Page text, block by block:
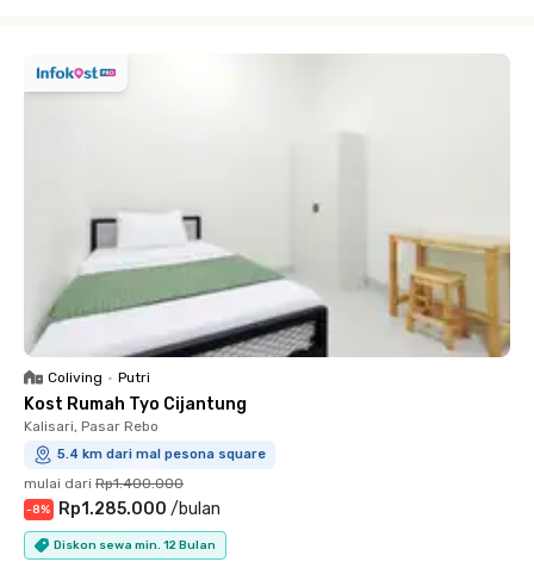
Coliving • Putri
Kost Rumah Tyo Cijantung
Kalisari, Pasar Rebo
5.4 km dari mal pesona square
mulai dari Rp1.400.000
-8% Rp1.285.000 /bulan
Diskon sewa min. 12 Bulan